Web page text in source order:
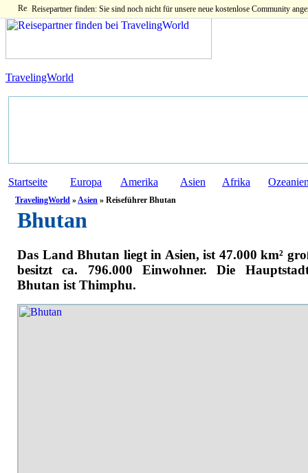
Reisepartner finden: Sie sind noch nicht für unsere neue kostenlose Community
TravelingWorld
Startseite Europa Amerika Asien Afrika
TravelingWorld »Asien » Reiseführer Bhutan
Bhutan
Das Land Bhutan liegt in Asien, ist 47.000 km²
besitzt ca. 796.000 Einwohner. Die
Bhutan ist Thimphu.